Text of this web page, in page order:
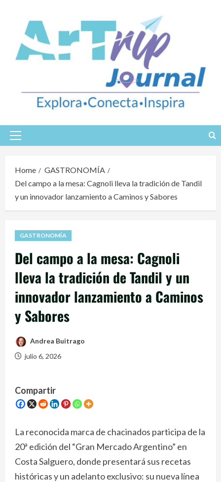
content
Primary
Home
GASTRONOMÍA
Del campo a la mesa: Cagnoli lleva la tradición de Tandil
y un innovador lanzamiento a Caminos y Sabores
GASTRONOMÍA
Del campo a la mesa: Cagnoli
lleva la tradición de Tandil y un
innovador lanzamiento a Caminos
y Sabores
Andrea Buitrago
julio 6, 2026
Compartir
La reconocida marca de chacinados participa de la
20ª edición del “Gran Mercado Argentino” en
Costa Salguero, donde presentará sus recetas
históricas y un adelanto exclusivo: su nueva línea